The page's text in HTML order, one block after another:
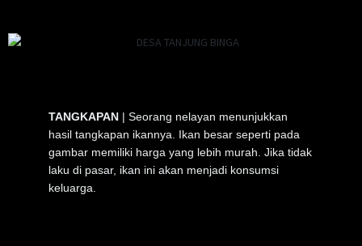
TANGKAPAN | Seorang nelayan menunjukkan
hasil tangkapan ikannya. Ikan besar seperti pada
gambar memiliki harga yang lebih murah. Jika tidak
laku di pasar, ikan ini akan menjadi konsumsi
keluarga.